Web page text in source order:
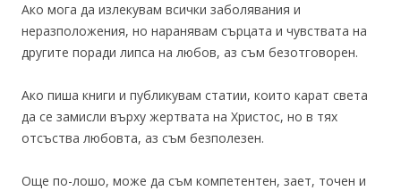
Ако мога да излекувам всички заболявания и
неразположения, но наранявам сърцата и чувствата на
другите поради липса на любов, аз съм безотговорен.
Ако пиша книги и публикувам статии, които карат света
да се замисли върху жертвата на Христос, но в тях
отсъства любовта, аз съм безполезен.
Още по-лошо, може да съм компетентен, зает, точен и